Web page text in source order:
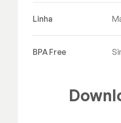
Linha
BPA Free